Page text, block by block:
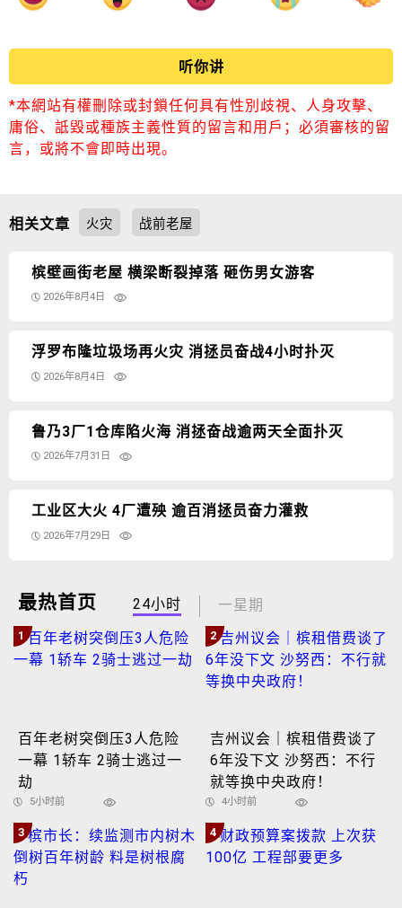
听你讲
*本網站有權刪除或封鎖任何具有性別歧視、人身攻擊、
庸俗、詆毀或種族主義性質的留言和用戶；必須審核的留
言，或將不會即時出現。
相关文章 火灾 战前老屋
槟壁画街老屋 横梁断裂掉落 砸伤男女游客
2026年8月4日
浮罗布隆垃圾场再火灾 消拯员奋战4小时扑灭
2026年8月4日
鲁乃3厂1仓库陷火海 消拯奋战逾两天全面扑灭
2026年7月31日
工业区大火 4厂遭殃 逾百消拯员奋力灌救
2026年7月29日
最热首页 24小时 一星期
1
百年老树突倒压3人危险
一幕 1轿车 2骑士逃过一
劫
5小时前
2
吉州议会｜槟租借费谈了
6年没下文 沙努西：不行
就等换中央政府！
4小时前
3 4